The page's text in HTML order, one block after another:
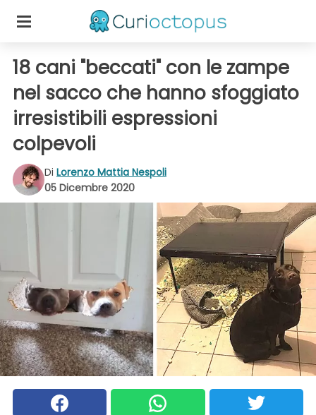
18 cani "beccati" con le zampe
nel sacco che hanno sfoggiato
irresistibili espressioni
colpevoli
Di Lorenzo Mattia Nespoli
05 Dicembre 2020